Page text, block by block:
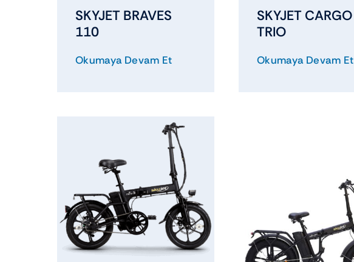
SKYJET BRAVES
110
Okumaya Devam Et
SKYJET CARGO
TRIO
Okumaya Devam Et